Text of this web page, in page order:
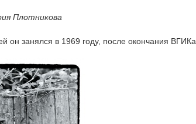
Плотникова
занялся в 1969 году, после окончания ВГИКа.